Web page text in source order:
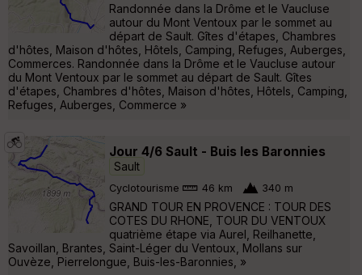
Randonnée dans la Drôme et le Vaucluse
autour du Mont Ventoux par le sommet au
départ de Sault. Gîtes d'étapes, Chambres
d'hôtes, Maison d'hôtes, Hôtels, Camping, Refuges, Auberges,
Commerces. Randonnée dans la Drôme et le Vaucluse autour
du Mont Ventoux par le sommet au départ de Sault. Gîtes
d'étapes, Chambres d'hôtes, Maison d'hôtes, Hôtels, Camping,
Refuges, Auberges, Commerce »
Jour 4/6 Sault - Buis les Baronnies
Sault
Cyclotourisme 46 km 340 m
GRAND TOUR EN PROVENCE : TOUR DES
COTES DU RHONE, TOUR DU VENTOUX
quatrième étape via Aurel, Reilhanette,
Savoillan, Brantes, Saint-Léger du Ventoux, Mollans sur
Ouvèze, Pierrelongue, Buis-les-Baronnies, »